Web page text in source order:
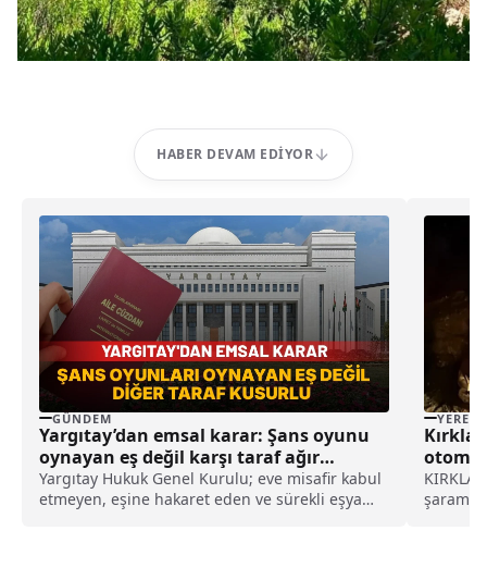
HABER DEVAM EDIYOR
GÜNDEM
Yargıtay’dan emsal karar: Şans oyunu
oynayan eş değil karşı taraf ağır
kusurlu sayıldı
Yargıtay Hukuk Genel Kurulu; eve misafir kabul
etmeyen, eşine hakaret eden ve sürekli eşya
YEREL